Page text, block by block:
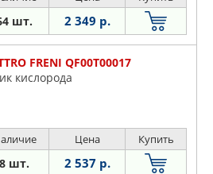
шт. 2 349 р.
FRENI QF00T00017
кислорода
Цена Купить
8 шт. 2 537 р.